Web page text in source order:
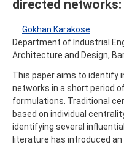
directed
Gokhan Karakose
Department of Industrial
Architecture and Design,
This paper aims to identify
networks in a short period
formulations. Traditional
based on individual
identifying several
literature has introduced